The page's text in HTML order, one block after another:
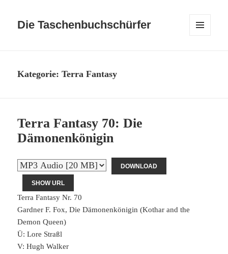
Die Taschenbuchschürfer
Kategorie:Terra Fantasy
Terra Fantasy 70: Die
Dämonenkönigin
DOWNLOAD
SHOW URL
Terra Fantasy Nr. 70
Gardner F. Fox, Die Dämonenkönigin (Kothar and the
Demon Queen)
Ü: Lore Straßl
V: Hugh Walker